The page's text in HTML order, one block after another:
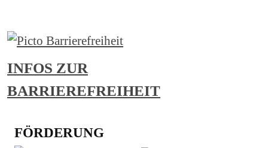
INFOS ZUR
BARRIEREFREIHEIT
FÖRDERUNG